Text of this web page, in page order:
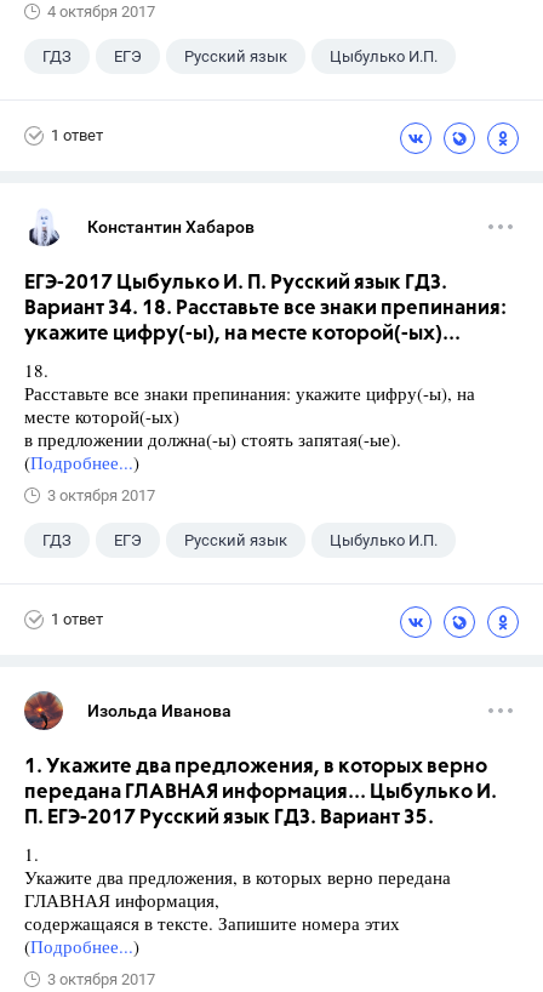
4 октября 2017
ГДЗ ЕГЭ Русский язык Цыбулько И.П.
1 ответ
Константин Хабаров
ЕГЭ-2017 Цыбулько И. П. Русский язык ГДЗ.
Вариант 34. 18. Расставьте все знаки препинания:
укажите цифру(-ы), на месте которой(-ых)...
18.
Расставьте все знаки препинания: укажите цифру(-ы), на
месте которой(-ых)
в предложении должна(-ы) стоять запятая(-ые).
(Подробнее...)
3 октября 2017
ГДЗ ЕГЭ Русский язык Цыбулько И.П.
1 ответ
Изольда Иванова
1. Укажите два предложения, в которых верно
передана ГЛАВНАЯ информация... Цыбулько И.
П. ЕГЭ-2017 Русский язык ГДЗ. Вариант 35.
1.
Укажите два предложения, в которых верно передана
ГЛАВНАЯ информация,
содержащаяся в тексте. Запишите номера этих
(Подробнее...)
3 октября 2017